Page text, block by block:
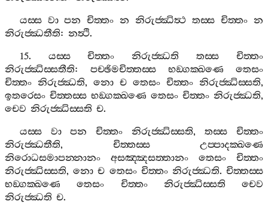
යස‍්ස වා පන චිත‍්තං න නිරුජ‍්ඣිත්‍ථ තස‍්ස චිත‍්තං න
නිරුජ‍්ඣතීති: නත්‍ථි.
15. යස‍්ස චිත‍්තං නිරුජ‍්ඣති තස‍්ස
චිත‍්තං
නිරුජ‍්ඣිස‍්සතීති: පච‍්ඡිමචිත‍්තස‍්ස භඞ‍්ගක‍්ඛණෙ
තෙසං
චිත‍්තං නිරුජ‍්ඣති, නො ච තෙසං චිත‍්තං නිරුජ‍්ඣිස‍්සති,
ඉතරෙසං චිත‍්තස‍්ස භඞ‍්ගක‍්ඛණෙ තෙසං චිත‍්තං නිරුජ‍්ඣති,
චෙව නිරුජ‍්ඣිස‍්සති ච.
යස‍්ස
වා පන චිත‍්තං නිරුජ‍්ඣිස‍්සති,තස‍්ස
චිත‍්තං
නිරුජ‍්ඣතීති, චිත‍්තස‍්ස
උප‍්පාදක‍්ඛණෙ
නිරොධසමාපන‍්නානං
අසඤ‍්ඤසත‍්තානං තෙසං
චිත‍්තං
නිරුජ‍්ඣිස‍්සති,නො ච තෙසං චිත‍්තං නිරුජ‍්ඣති.චිත‍්තස‍්ස
භඞ‍්ගක‍්ඛණෙ
තෙසං චිත‍්තං නිරුජ‍්ඣිස‍්සති
චෙව
නිරුජ‍්ඣති ච.